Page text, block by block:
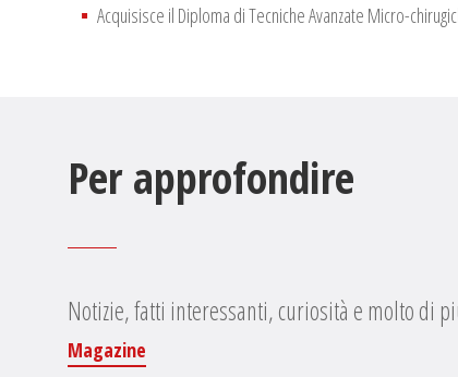
Acquisisce il Diploma di Tecniche Avanzate Micro-
Per approfondire
Notizie, fatti interessanti, curiosità e molto di
Magazine